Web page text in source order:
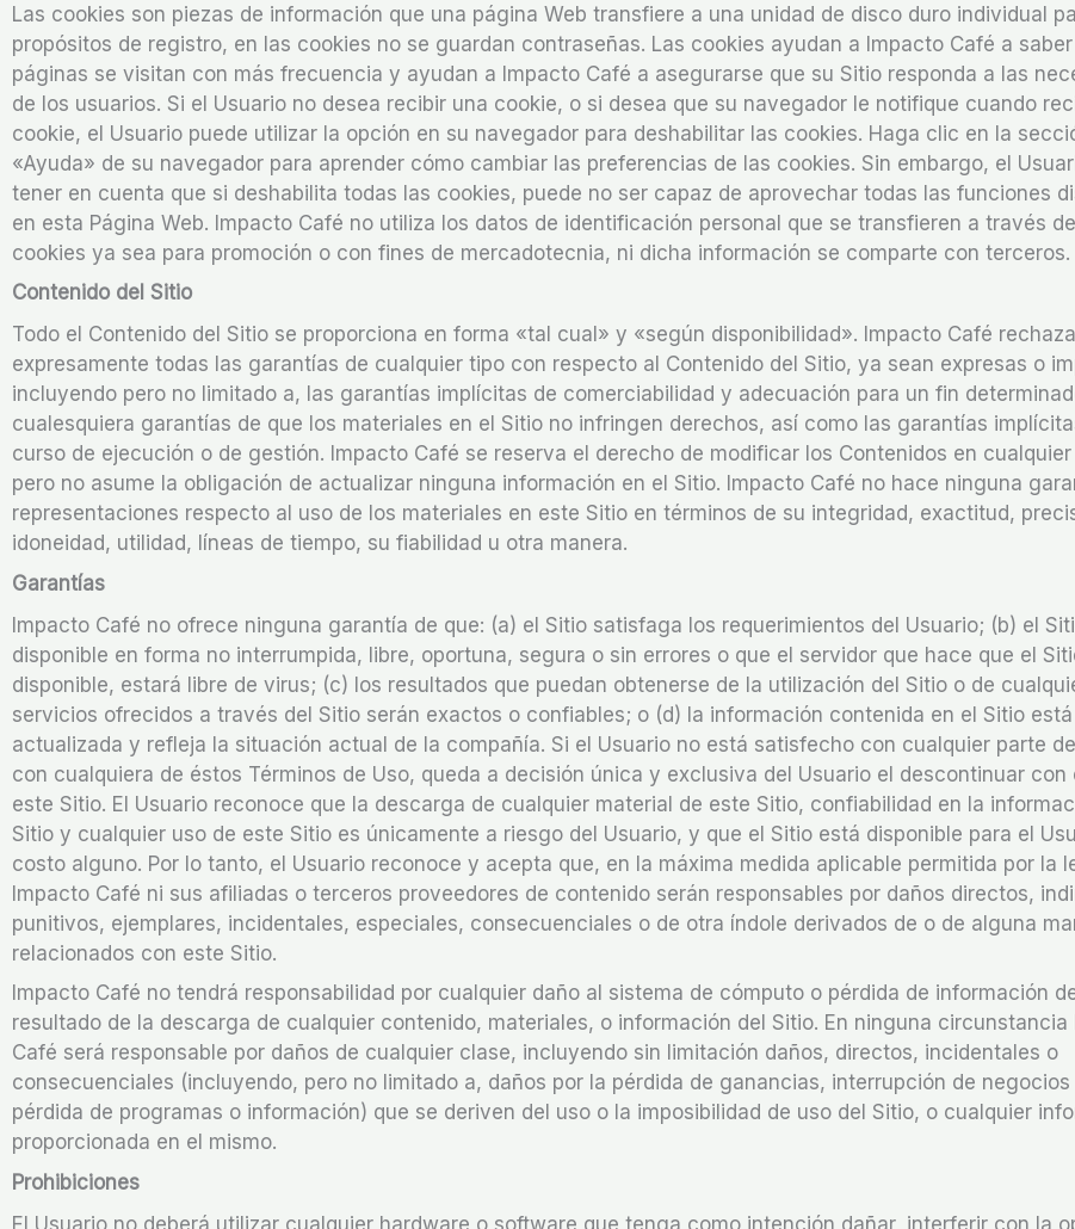
Las cookies son piezas de información que una página Web transfiere a una unidad de disco duro individual
propósitos de registro, en las cookies no se guardan contraseñas. Las cookies ayudan a Impacto Café a
páginas se visitan con más frecuencia y ayudan a Impacto Café a asegurarse que su Sitio responda a las
de los usuarios. Si el Usuario no desea recibir una cookie, o si desea que su navegador le notifique cuando
cookie, el Usuario puede utilizar la opción en su navegador para deshabilitar las cookies. Haga clic en la
«Ayuda» de su navegador para aprender cómo cambiar las preferencias de las cookies. Sin embargo, el
tener en cuenta que si deshabilita todas las cookies, puede no ser capaz de aprovechar todas las funciones
en esta Página Web. Impacto Café no utiliza los datos de identificación personal que se transfieren a través
cookies ya sea para promoción o con fines de mercadotecnia, ni dicha información se comparte con terceros.
Contenido del Sitio
Todo el Contenido del Sitio se proporciona en forma «tal cual» y «según disponibilidad». Impacto Café rechaza
expresamente todas las garantías de cualquier tipo con respecto al Contenido del Sitio, ya sean expresas o
incluyendo pero no limitado a, las garantías implícitas de comerciabilidad y adecuación para un fin
cualesquiera garantías de que los materiales en el Sitio no infringen derechos, así como las garantías
curso de ejecución o de gestión. Impacto Café se reserva el derecho de modificar los Contenidos en
pero no asume la obligación de actualizar ninguna información en el Sitio. Impacto Café no hace ninguna
representaciones respecto al uso de los materiales en este Sitio en términos de su integridad, exactitud,
idoneidad, utilidad, líneas de tiempo, su fiabilidad u otra manera.
Garantías
Impacto Café no ofrece ninguna garantía de que: (a) el Sitio satisfaga los requerimientos del Usuario; (b) el
disponible en forma no interrumpida, libre, oportuna, segura o sin errores o que el servidor que hace que el
disponible, estará libre de virus; (c) los resultados que puedan obtenerse de la utilización del Sitio o de
servicios ofrecidos a través del Sitio serán exactos o confiables; o (d) la información contenida en el Sitio está
actualizada y refleja la situación actual de la compañía. Si el Usuario no está satisfecho con cualquier parte
con cualquiera de éstos Términos de Uso, queda a decisión única y exclusiva del Usuario el descontinuar con
este Sitio. El Usuario reconoce que la descarga de cualquier material de este Sitio, confiabilidad en la
Sitio y cualquier uso de este Sitio es únicamente a riesgo del Usuario, y que el Sitio está disponible para el
costo alguno. Por lo tanto, el Usuario reconoce y acepta que, en la máxima medida aplicable permitida por la
Impacto Café ni sus afiliadas o terceros proveedores de contenido serán responsables por daños directos,
punitivos, ejemplares, incidentales, especiales, consecuenciales o de otra índole derivados de o de alguna
relacionados con este Sitio.
Impacto Café no tendrá responsabilidad por cualquier daño al sistema de cómputo o pérdida de información
resultado de la descarga de cualquier contenido, materiales, o información del Sitio. En ninguna circunstancia
Café será responsable por daños de cualquier clase, incluyendo sin limitación daños, directos, incidentales o
consecuenciales (incluyendo, pero no limitado a, daños por la pérdida de ganancias, interrupción de negocios
pérdida de programas o información) que se deriven del uso o la imposibilidad de uso del Sitio, o cualquier
proporcionada en el mismo.
Prohibiciones
El Usuario no deberá utilizar cualquier hardware o software que tenga como intención dañar, interferir con la